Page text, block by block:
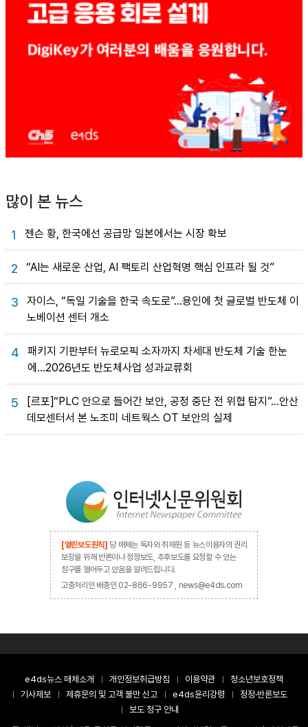
많이 본 뉴스
1 젠슨 황, 한국에선 공급망 일본에서는 시장 확보
2 “AI는 새로운 산업, AI 팩토리 산업혁명 핵심 인프라 될 것”
3
자이스, “독일 기술을 한국 속도로”…용인에 첫 글로벌 반도체 이
노베이션 센터 개소
4
패키지 기판부터 뉴로모픽 소자까지 차세대 반도체 기술 한눈
에…2026년도 반도체사업 성과교류회
5
[르포]“PLC 안으로 들어간 보안, 공정 중단 전 위협 탐지”…안산
데모센터서 본 노조미 네트웍스 OT 보안의 실제
[열린보도원칙] 당 매체는 독자와 취재원 등 뉴스이용자의 권리
보장을 위해 반론이나 정정보도, 추후보도를 요청할 수 있는
창구를 열어두고 있음을 알려드립니다.
고충처리인 배종인 02-866-9957 , news@e4ds.com
e4ds뉴스 매체소개 개인정보취급방침 이용약관
청소년보호정책
기사제보
제휴문의 및 고객 불만 신고 e4ds윤리강령
정정·반론보도
보도 청구 안내